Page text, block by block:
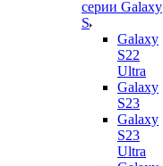
серии Galaxy
S
Galaxy
S22
Ultra
Galaxy
S23
Galaxy
S23
Ultra